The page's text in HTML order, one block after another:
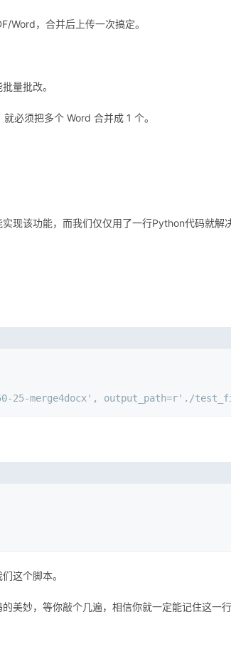
Word，合并后上传一次搞定。
量批改。
必须把多个 Word 合并成 1 个。
现该功能，而我们仅仅用了一行Python代码就解
merge4docx', output_path=r'./
这个脚本。
美妙，等你敲个几遍，相信你就一定能记住这一